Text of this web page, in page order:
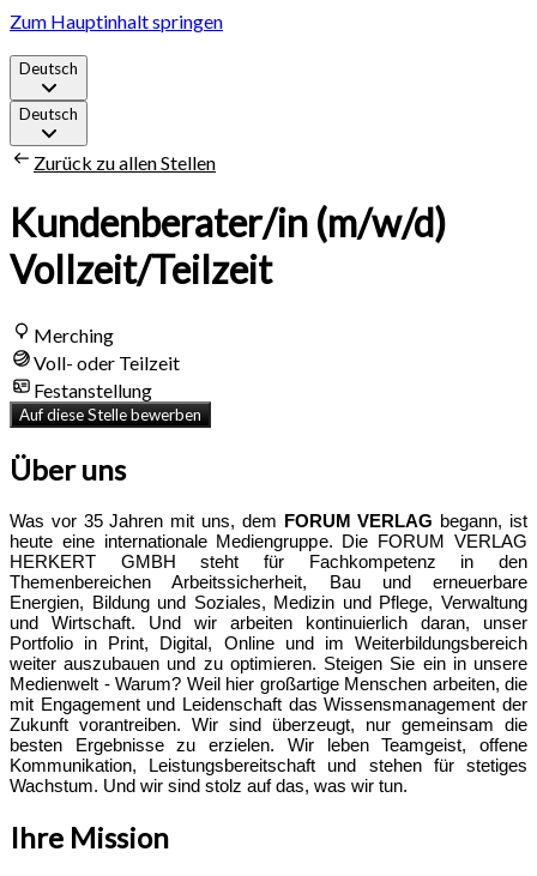
Zum Hauptinhalt springen
Deutsch
Deutsch
Zurück zu allen Stellen
Kundenberater/in (m/w/d)
Vollzeit/Teilzeit
Merching
Voll- oder Teilzeit
Festanstellung
Auf diese Stelle bewerben
Über uns
Was vor 35 Jahren mit uns, dem FORUM VERLAG begann, ist
heute eine internationale Mediengruppe. Die FORUM VERLAG
HERKERT GMBH steht für Fachkompetenz in den
Themenbereichen Arbeitssicherheit, Bau und erneuerbare
Energien, Bildung und Soziales, Medizin und Pflege, Verwaltung
und Wirtschaft. Und wir arbeiten kontinuierlich daran, unser
Portfolio in Print, Digital, Online und im Weiterbildungsbereich
weiter auszubauen und zu optimieren. Steigen Sie ein in unsere
Medienwelt - Warum? Weil hier großartige Menschen arbeiten, die
mit Engagement und Leidenschaft das Wissensmanagement der
Zukunft vorantreiben. Wir sind überzeugt, nur gemeinsam die
besten Ergebnisse zu erzielen. Wir leben Teamgeist, offene
Kommunikation, Leistungsbereitschaft und stehen für stetiges
Wachstum. Und wir sind stolz auf das, was wir tun.
Ihre Mission